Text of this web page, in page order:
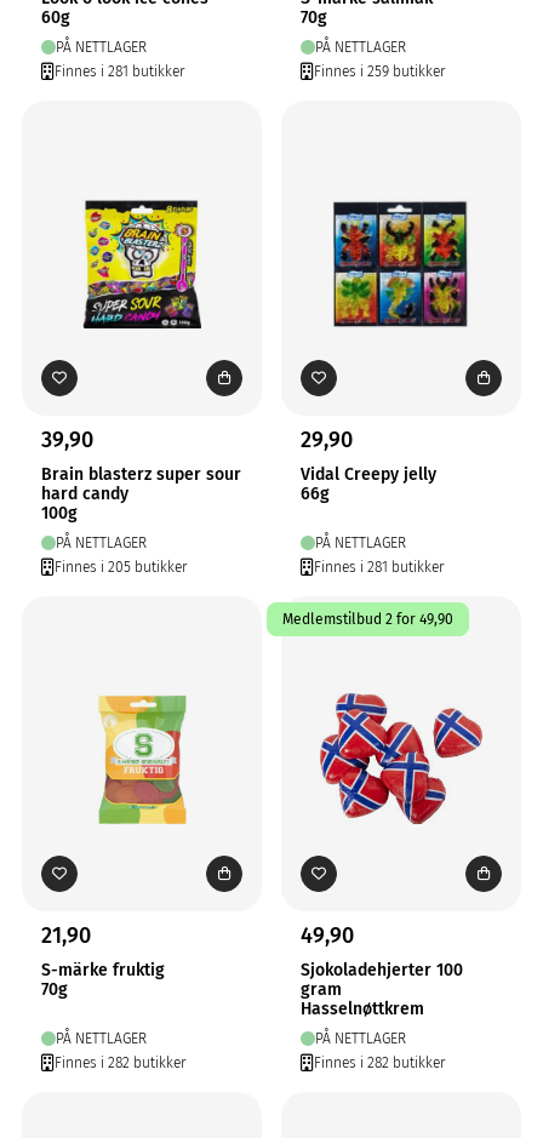
60g
PÅ NETTLAGER
Finnes i 281 butikker
70g
PÅ NETTLAGER
Finnes i 259 butikker
39,90
Brain blasterz super sour
hard candy
100g
PÅ NETTLAGER
Finnes i 205 butikker
29,90
Vidal Creepy jelly
66g
PÅ NETTLAGER
Finnes i 281 butikker
21,90
S-märke fruktig
70g
PÅ NETTLAGER
Finnes i 282 butikker
Medlemstilbud 2 for 49,90
49,90
Sjokoladehjerter 100
gram
Hasselnøttkrem
PÅ NETTLAGER
Finnes i 282 butikker